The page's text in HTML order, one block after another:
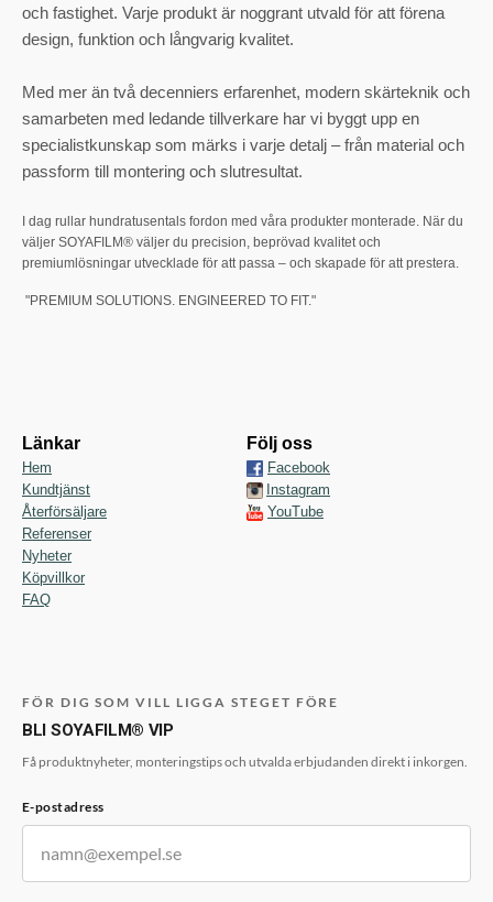
och fastighet. Varje produkt är noggrant utvald för att förena
design, funktion och långvarig kvalitet.
Med mer än två decenniers erfarenhet, modern skärteknik och
samarbeten med ledande tillverkare har vi byggt upp en
specialistkunskap som märks i varje detalj – från material och
passform till montering och slutresultat.
I dag rullar hundratusentals fordon med våra produkter monterade. När du
väljer SOYAFILM® väljer du precision, beprövad kvalitet och
premiumlösningar utvecklade för att passa – och skapade för att prestera.
"PREMIUM SOLUTIONS. ENGINEERED TO FIT."
Länkar
Hem
Kundtjänst
Återförsäljare
Referenser
Nyheter
Köpvillkor
FAQ
Följ oss
Facebook
Instagram
YouTube
FÖR DIG SOM VILL LIGGA STEGET FÖRE
BLI SOYAFILM® VIP
Få produktnyheter, monteringstips och utvalda erbjudanden direkt i inkorgen.
E-postadress